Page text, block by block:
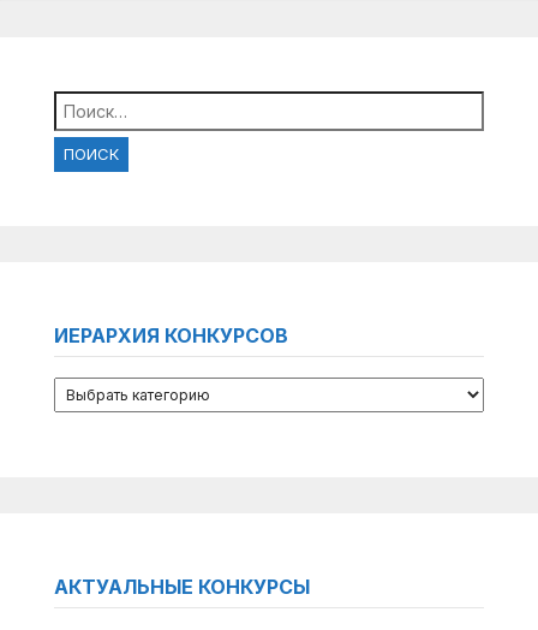
Найти:
ИЕРАРХИЯ КОНКУРСОВ
АКТУАЛЬНЫЕ КОНКУРСЫ